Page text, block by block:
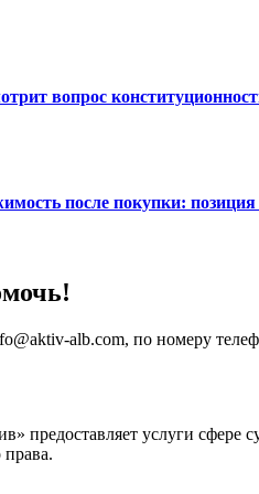
вопрос
после покупки: позиция
alb.com, по номеру
предоставляет услуги сфере
права.